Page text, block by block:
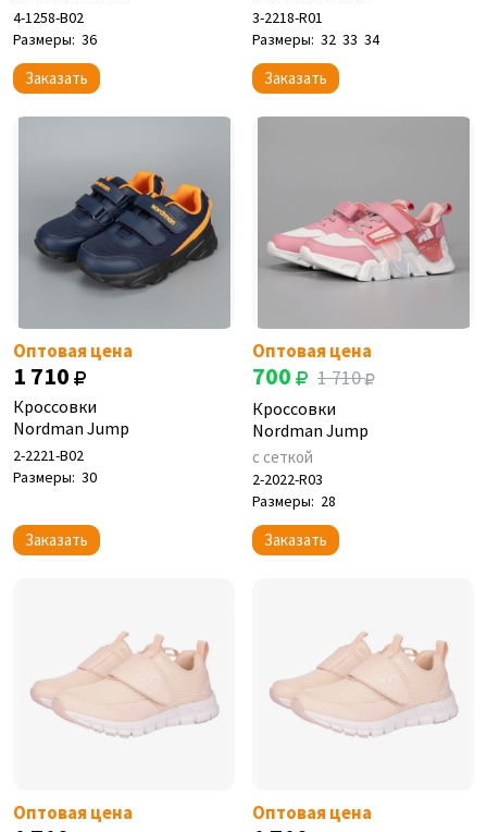
4-1258-B02
Размеры: 36
Заказать
3-2218-R01
Размеры: 32 33 34
Заказать
Оптовая цена
1 710
Кроссовки
Nordman Jump
2-2221-B02
Размеры: 30
Заказать
Оптовая цена
700 1 710
Кроссовки
Nordman Jump
с сеткой
2-2022-R03
Размеры: 28
Заказать
Оптовая цена Оптовая цена